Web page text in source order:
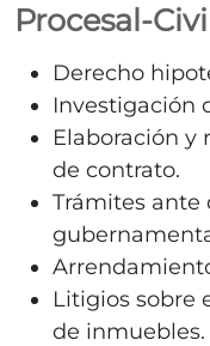
Procesal-
Derecho
Investigación
Elaboración y
de contrato.
Trámites ante
Litigios sobre
de inmuebles.